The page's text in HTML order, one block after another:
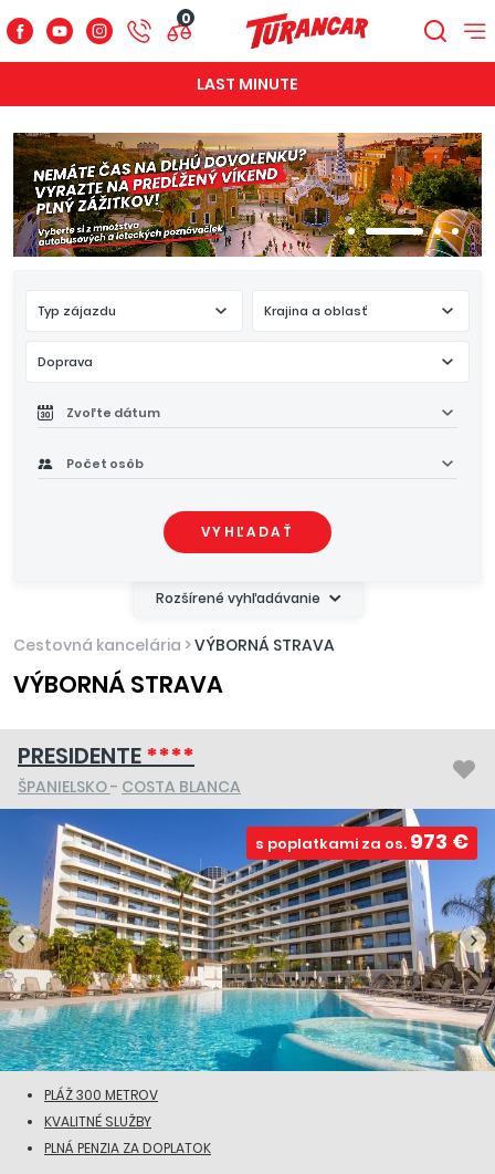
0
LAST MINUTE
Rozšírené vyhľadávanie
Typ zájazdu Krajina a oblasť
Doprava
Zvoľte dátum
Počet osôb
VYHĽADAŤ
Cestovná kancelária >VÝBORNÁ STRAVA
VÝBORNÁ STRAVA
PRESIDENTE****
ŠPANIELSKO- COSTA BLANCA
s poplatkami za os. 973 €
PLÁŽ 300 METROV
KVALITNÉ SLUŽBY
PLNÁ PENZIA ZA DOPLATOK